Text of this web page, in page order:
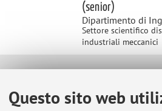
Questo sito web
(senior)
Dipartimento di
Settore scientifico
industriali meccanici
Parole chiave: Assembly Lines;